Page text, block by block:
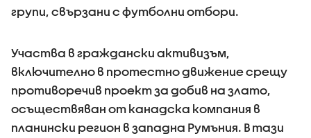
групи, свързани с футболни отбори.
Участва в граждански активизъм,
включително в протестно движение срещу
противоречив проект за добив на злато,
осъществяван от канадска компания в
планински регион в западна Румъния. В тази